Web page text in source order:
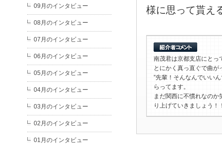
様に思って貰え
南茂君は京都支店にとっ
とにかく真っ直ぐで曲
”先輩！そんなんでいい
らってます。
まだ関西に不慣れなの
り上げていきましょう！
09月のインタビュー
08月のインタビュー
07月のインタビュー
06月のインタビュー
05月のインタビュー
04月のインタビュー
03月のインタビュー
02月のインタビュー
01月のインタビュー